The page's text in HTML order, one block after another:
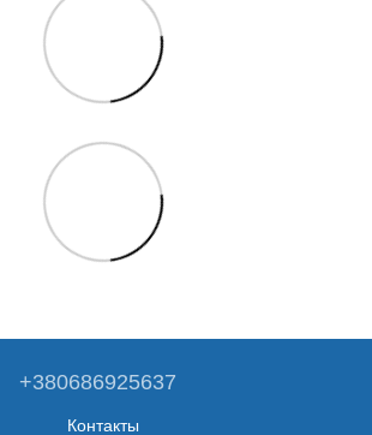
+380686925637
Контакты